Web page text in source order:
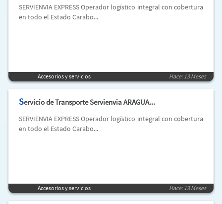
SERVIENVIA EXPRESS Operador logístico integral con cobertura
en todo el Estado Carabo...
Accesorios y servicios Hace: 13 Meses
Servicio de Transporte Servienvia ARAGUA...
SERVIENVIA EXPRESS Operador logístico integral con cobertura
en todo el Estado Carabo...
Accesorios y servicios Hace: 13 Meses